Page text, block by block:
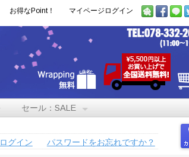
お得なPoint！ マイページログイン
セール：SALE
ログイン パスワードをお忘れですか？